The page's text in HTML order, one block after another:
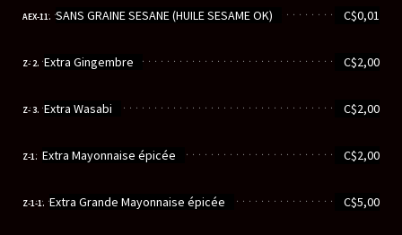
AEX-11. C$0,01
SANS GRAINE SESANE (HUILE SESAME OK)
Z- 2. C$2,00
Extra Gingembre
Z- 3. C$2,00
Extra Wasabi
Z-1. C$2,00
Extra Mayonnaise épicée
Z-1-1. C$5,00
Extra Grande Mayonnaise épicée